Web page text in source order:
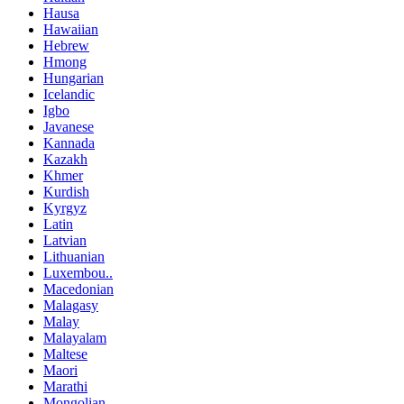
Hausa
Hawaiian
Hebrew
Hmong
Hungarian
Icelandic
Igbo
Javanese
Kannada
Kazakh
Khmer
Kurdish
Kyrgyz
Latin
Latvian
Lithuanian
Luxembou..
Macedonian
Malagasy
Malay
Malayalam
Maltese
Maori
Marathi